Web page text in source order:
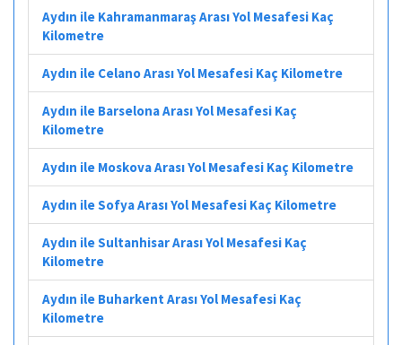
Aydın ile Kahramanmaraş Arası Yol Mesafesi Kaç
Kilometre
Aydın ile Celano Arası Yol Mesafesi Kaç Kilometre
Aydın ile Barselona Arası Yol Mesafesi Kaç
Kilometre
Aydın ile Moskova Arası Yol Mesafesi Kaç Kilometre
Aydın ile Sofya Arası Yol Mesafesi Kaç Kilometre
Aydın ile Sultanhisar Arası Yol Mesafesi Kaç
Kilometre
Aydın ile Buharkent Arası Yol Mesafesi Kaç
Kilometre